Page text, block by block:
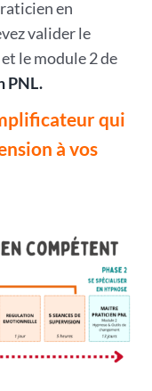
en
valider le
et le module 2 de
PNL.
qui
à vos